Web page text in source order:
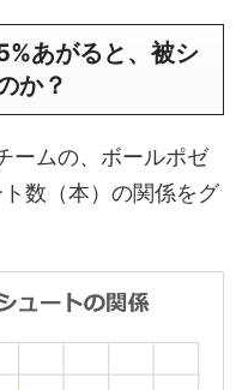
あがると、被シ
か？
ームの、ボールポゼ
数（本）の関係をグ